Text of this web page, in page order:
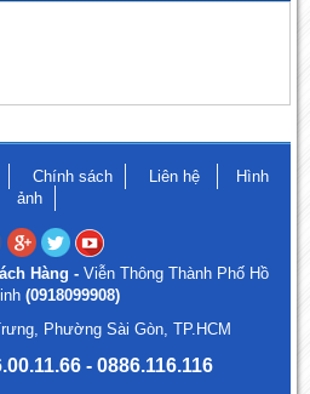
Chính sách Liên hệ
Hình
ảnh
Hàng - Viễn Thông Thành Phố Hồ
(0918099908)
Phường Sài Gòn, TP.HCM
- 0886.116.116